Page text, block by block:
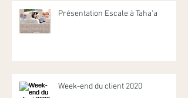
Présentation Escale à Taha'a
Week-end du client 2020